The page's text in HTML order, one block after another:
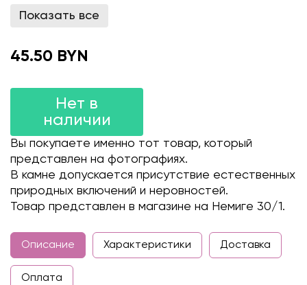
Показать все
45.50 BYN
Нет в
наличии
Вы покупаете именно тот товар, который
представлен на фотографиях.
В камне допускается присутствие естественных
природных включений и неровностей.
Товар представлен в магазине на Немиге 30/1.
Описание Характеристики Доставка
Оплата